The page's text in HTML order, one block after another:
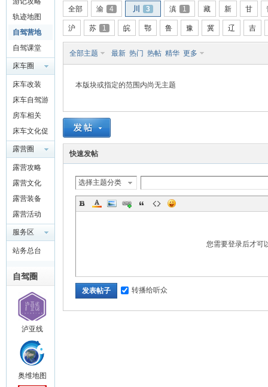
驾
轨迹地图
自驾营地
自驾课堂
床车圈
QQ群
4697975
91
床车改装
床车自驾游
房车相关
床车文化促
进交流
露营圈
露营攻略
露营文化
露营装备
露营活动
服务区
站务总台
自驾圈
泸亚线
奥维地图
全部 渝 4 川 3 滇 1 藏 新 甘
沪 苏 1 皖 鄂 鲁 豫 冀 辽 吉
全部主题 最新 热门 热帖 精华 更多
本版块或指定的范围内尚无主题
快速发帖
选择主题分类
您需要登录后才可
发表帖子 转播给听众